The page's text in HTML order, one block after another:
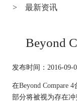
>
最新资讯
Beyond
发布时间：2016-09-
在Beyond Compare 4
部分将被视为存在